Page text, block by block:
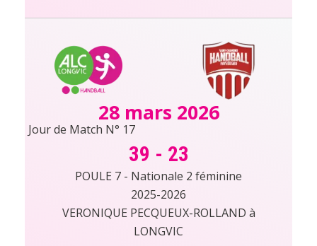
28 mars 2026
Jour de Match N° 17
39 - 23
POULE 7 - Nationale 2 féminine
2025-2026
VERONIQUE PECQUEUX-ROLLAND à
LONGVIC